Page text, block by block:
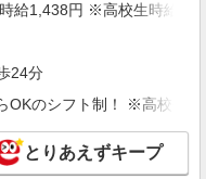
詳細を見る
給1,438円 ※高校生時給
24分
OKのシフト制！ ※高校生
とりあえずキープ